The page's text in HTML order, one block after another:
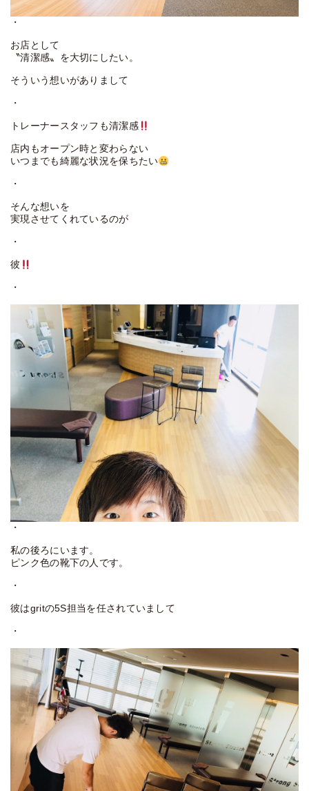
・
お店として
〝清潔感〟を大切にしたい。
そういう想いがありまして
・
トレーナースタッフも清潔感
店内もオープン時と変わらない
いつまでも綺麗な状況を保ちたい
・
そんな想いを
実現させてくれているのが
・
彼
・
・
私の後ろにいます。
ピンク色の靴下の人です。
・
彼はgritの5S担当を任されていまして
・